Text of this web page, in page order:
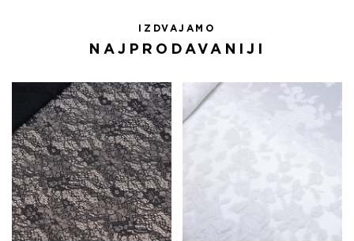
IZDVAJAMO
NAJPRODAVANIJI